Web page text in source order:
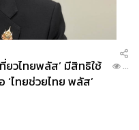
ที่ยวไทยพลัส’ มีสิทธิใช้
ไทยช่วยไทย พลัส’
...